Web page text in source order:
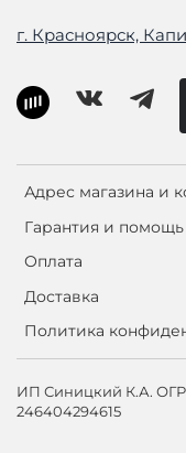
Адрес магазина и
Гарантия и помощь
Оплата
Доставка
Политика
г. Красноярск,
ИП Синицкий К.А.
246404294615